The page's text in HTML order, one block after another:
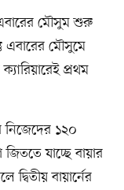
মৌসুম শুরু
এবারের মৌসুমে
প্রথম
১২০
যাচ্ছে বায়ার
বায়ার্নের